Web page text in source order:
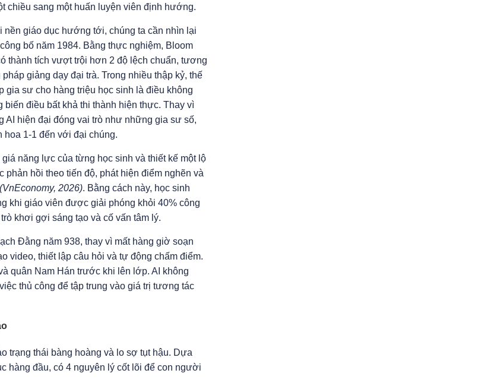
chiều sang một huấn luyện viên định hướng.
giáo dục hướng tới, chúng ta cần nhìn lại
bố năm 1984. Bằng thực nghiệm, Bloom
thành tích vượt trội hơn 2 độ lệch chuẩn, tương
giảng dạy đại trà. Trong nhiều thập kỷ, thế
sư cho hàng triệu học sinh là điều không
điều bất khả thi thành hiện thực. Thay vì
AI hiện đại đóng vai trò như những gia sư số,
hoa 1-1 đến với đại chúng.
năng lực của từng học sinh và thiết kế một lộ
phản hồi theo tiến độ, phát hiện điểm nghẽn và
(VnEconomy, 2026). Bằng cách này, học sinh
khi giáo viên được giải phóng khỏi 40% công
khơi gợi sáng tạo và cố vấn tâm lý.
Đằng năm 938, thay vì mất hàng giờ soạn
video, thiết lập câu hỏi và tự động chấm điểm.
quân Nam Hán trước khi lên lớp. AI không
thủ công để tập trung vào giá trị tương tác
trạng thái bàng hoàng và lo sợ tụt hậu. Dựa
hàng đầu, có 4 nguyên lý cốt lõi để con người